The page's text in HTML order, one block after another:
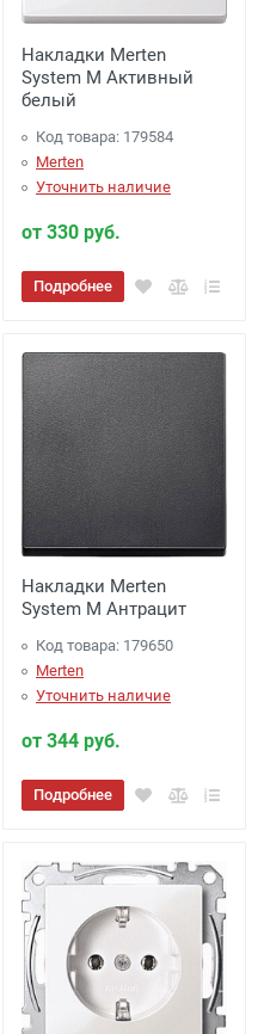
Накладки Merten
System M Активный
белый
Код товара: 179584
Merten
Уточнить наличие
от 330 руб.
Подробнее
Накладки Merten
System M Антрацит
Код товара: 179650
Merten
Уточнить наличие
от 344 руб.
Подробнее